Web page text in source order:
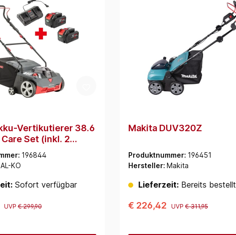
Vertikutierer 38.6
Set (inkl. 2
2,5Ah und
196844
AL-KO
Sofort verfügbar
UVP€ 299,90
Makita DUV320Z
Produktnummer: 196451
Hersteller: Makita
Lieferzeit: Bereits bestellt
€ 226,42 UVP € 311,95